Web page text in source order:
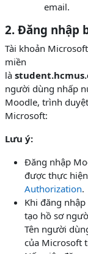
email.
2. Đăng nhập
Tài khoản
miền
là
người dùng nhấp
Moodle, trình
Microsoft:
Lưu ý:
Đăng nhập
được thực
Authorization.
Khi đăng
tạo hồ sơ
Tên người
của Microsoft